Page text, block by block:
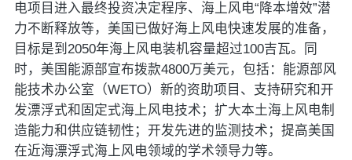
电项目进入最终投资决定程序、海上风电“降本增效”潜
力不断释放等，美国已做好海上风电快速发展的准备，
目标是到2050年海上风电装机容量超过100吉瓦。同
时，美国能源部宣布拨款4800万美元，包括：能源部风
能技术办公室（WETO）新的资助项目、支持研究和开
发漂浮式和固定式海上风电技术；扩大本土海上风电制
造能力和供应链韧性；开发先进的监测技术；提高美国
在近海漂浮式海上风电领域的学术领导力等。